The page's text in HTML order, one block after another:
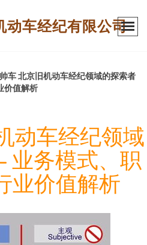
动车经纪有限公司
帅车 北京旧机动车经纪领域的探索者
价值解析
动车经纪领域
业务模式、职
业价值解析